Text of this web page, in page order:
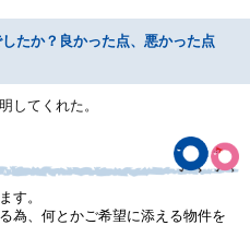
たか？良かった点、悪かった点
してくれた。
す。
為、何とかご希望に添える物件を